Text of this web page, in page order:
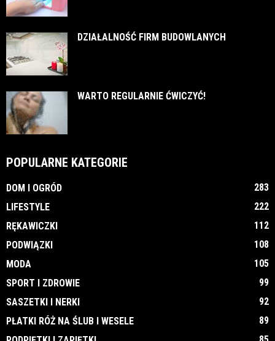
DZIAŁALNOŚĆ FIRM BUDOWLANYCH
WARTO REGULARNIE ĆWICZYĆ!
POPULARNE KATEGORIE
DOM I OGRÓD
283
LIFESTYLE
222
RĘKAWICZKI
112
PODWIĄZKI
108
MODA
105
SPORT I ZDROWIE
99
SASZETKI I NERKI
92
PŁATKI RÓŻ NA ŚLUB I WESELE
89